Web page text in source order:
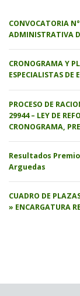
CONVOCATORIA
ADMINISTRATIVA
CRONOGRAMA Y
ESPECIALISTAS DE
PROCESO DE
29944 – LEY DE
CRONOGRAMA,
Resultados
Arguedas
CUADRO DE
» ENCARGATURA